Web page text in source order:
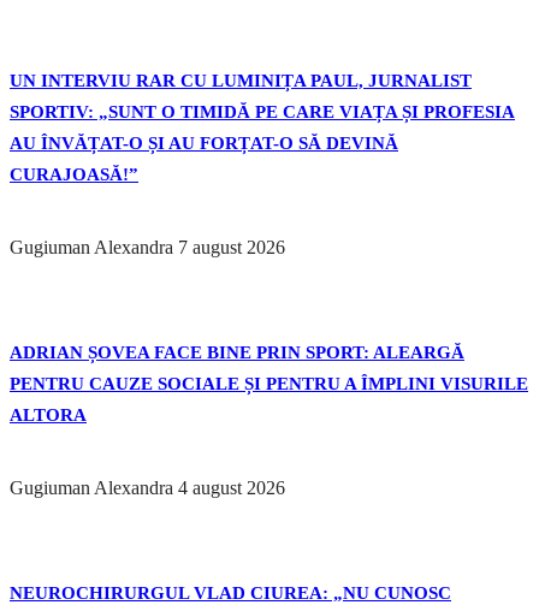
UN INTERVIU RAR CU LUMINIȚA PAUL, JURNALIST
SPORTIV: „SUNT O TIMIDĂ PE CARE VIAȚA ȘI PROFESIA
AU ÎNVĂȚAT-O ȘI AU FORȚAT-O SĂ DEVINĂ
CURAJOASĂ!”
Gugiuman Alexandra 7 august 2026
ADRIAN ȘOVEA FACE BINE PRIN SPORT: ALEARGĂ
PENTRU CAUZE SOCIALE ȘI PENTRU A ÎMPLINI VISURILE
ALTORA
Gugiuman Alexandra 4 august 2026
NEUROCHIRURGUL VLAD CIUREA: „NU CUNOSC